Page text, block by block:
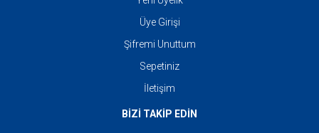
Üye Girişi
Şifremi Unuttum
Sepetiniz
İletişim
BİZİ TAKİP EDİN